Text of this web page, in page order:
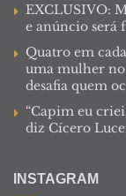
EXCLUSIVO:
e anúncio será
Quatro em
uma mulher
desafia quem
“Capim eu
diz Cícero
INSTAGRAM